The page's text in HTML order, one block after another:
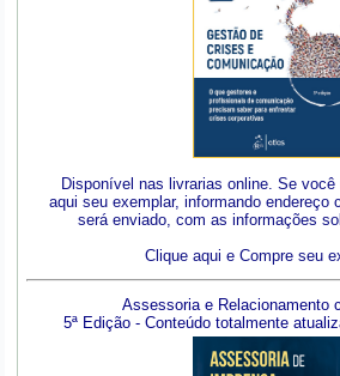
Disponível nas livrarias online. Se você
aqui seu exemplar, informando endereço
será enviado, com as informações
Clique aqui e Compre seu
Assessoria e Relacionamento
5ª Edição - Conteúdo totalmente